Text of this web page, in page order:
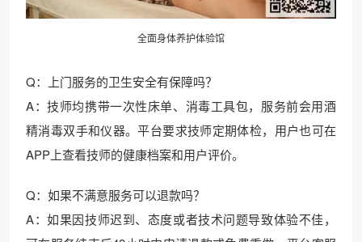
全面身体养护体验馆
Q：上门服务的卫生安全有保障吗？
A：技师均携带一次性床单、消毒工具包，服务前会用酒
精消毒双手和仪器。平台要求技师定期体检，用户也可在
APP上查看技师的健康档案和用户评价。
Q：如果不满意服务可以退款吗？
A：如果因技师迟到、态度或者技术问题导致体验不佳，